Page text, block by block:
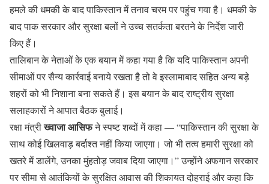
हमले की धमकी के बाद पाकिस्तान में तनाव चरम पर पहुंच गया है। धमकी के
बाद पाक सरकार और सुरक्षा बलों ने उच्च सतर्कता बरतने के निर्देश जारी
किए हैं।
तालिबान के नेताओं के एक बयान में कहा गया है कि यदि पाकिस्तान अपनी
सीमाओं पर सैन्य कार्रवाई बनाये रखता है तो वे इस्लामाबाद सहित अन्य बड़े
शहरों को भी निशाना बना सकते हैं। इस बयान के बाद राष्ट्रीय सुरक्षा
सलाहकारों ने आपात बैठक बुलाई।
रक्षा मंत्रीख्वाजा आसिफने स्पष्ट शब्दों में कहा — “पाकिस्तान की सुरक्षा के
साथ कोई खिलवाड़ बर्दाश्त नहीं किया जाएगा। जो भी तत्व हमारी सुरक्षा को
खतरे में डालेंगे, उनका मुंहतोड़ जवाब दिया जाएगा।” उन्होंने अफगान सरकार
पर सीमा से आतंकियों के सुरक्षित आवास की शिकायत दोहराई और कहा कि